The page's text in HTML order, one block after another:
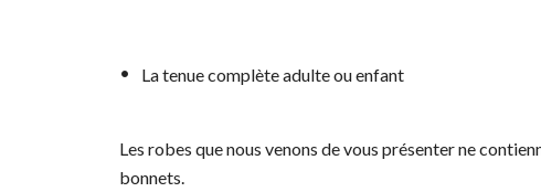
La tenue complète adulte ou enfant
Les robes que nous venons de vous présenter ne
bonnets.